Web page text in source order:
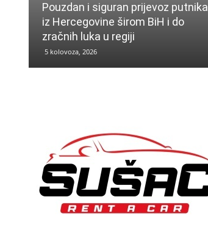
Pouzdan i siguran prijevoz putnika
iz Hercegovine širom BiH i do
zračnih luka u regiji
5 kolovoza, 2026